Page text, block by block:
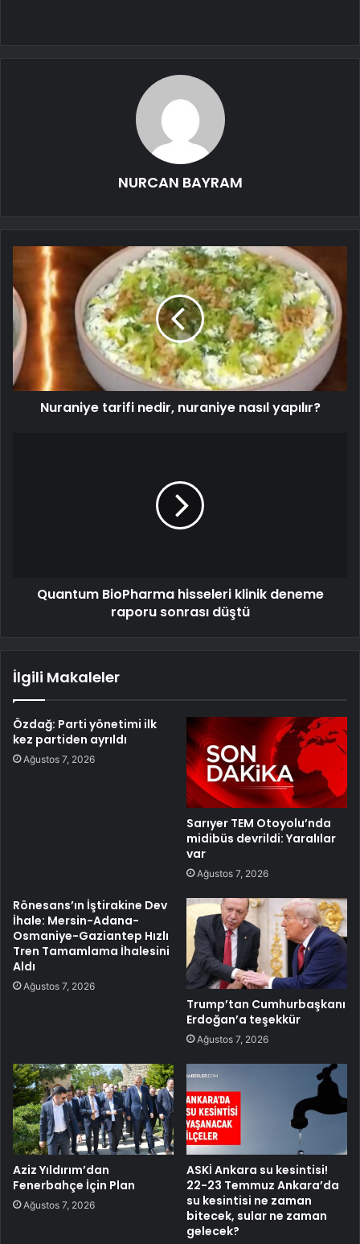
NURCAN BAYRAM
Nuraniye tarifi nedir, nuraniye nasıl yapılır?
Quantum BioPharma hisseleri klinik deneme
raporu sonrası düştü
İlgili Makaleler
Özdağ: Parti yönetimi ilk
kez partiden ayrıldı
Ağustos 7, 2026
Sarıyer TEM Otoyolu’nda
midibüs devrildi: Yaralılar
var
Ağustos 7, 2026
Rönesans’ın İştirakine Dev
İhale: Mersin-Adana-
Osmaniye-Gaziantep Hızlı
Tren Tamamlama İhalesini
Aldı
Ağustos 7, 2026
Trump’tan Cumhurbaşkanı
Erdoğan’a teşekkür
Ağustos 7, 2026
Aziz Yıldırım’dan
Fenerbahçe İçin Plan
Ağustos 7, 2026
ASKİ Ankara su kesintisi!
22-23 Temmuz Ankara’da
su kesintisi ne zaman
bitecek, sular ne zaman
gelecek?